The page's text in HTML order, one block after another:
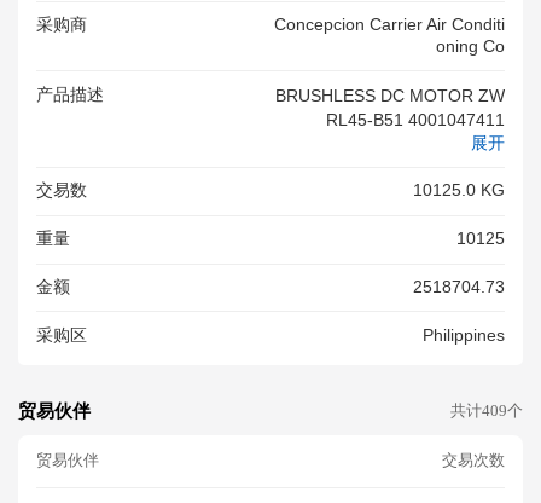
采购商
Concepcion Carrier Air Conditi
Oning Co
产品描述
BRUSHLESS DC MOTOR ZW
RL45-B51 4001047411
展开
交易数 10125.0 KG
重量 10125
金额 2518704.73
采购区 Philippines
贸易伙伴 共计409个
贸易伙伴 交易次数